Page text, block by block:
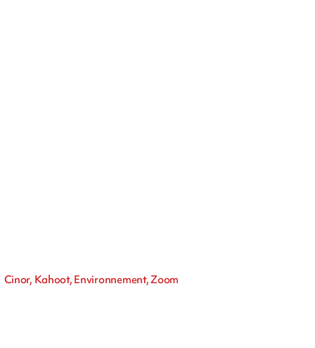
Cinor, Kahoot, Environnement, Zoom